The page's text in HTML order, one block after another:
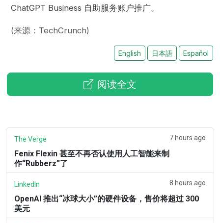
ChatGPT Business 自助服务账户推广。
(来源：TechCrunch)
English 日本語 Español
阅读全文
The Verge 7 hours ago
Fenix Flexin 甚至不再否认使用人工智能来制
作“Rubberz”了
LinkedIn 8 hours ago
OpenAI 推出“冰球大小”的硬件设备，售价将超过 300
美元